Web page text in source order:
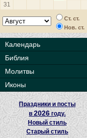
31
Ст. ст.
Нов. ст.
Календарь
Библия
Молитвы
Иконы
Праздники и посты
в2026 году.
Новый стиль
Старый стиль